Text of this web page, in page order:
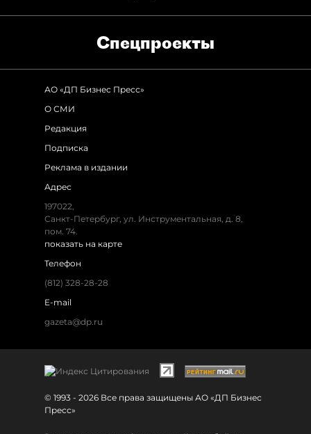
Спец­проекты
АО «ДП Бизнес Пресс»
О СМИ
Редакция
Подписка
Реклама в издании
Адрес
197022,
Санкт-Петербург, ул. Инструментальная, д. 8,
пом. 74.
показать на карте
Телефон
(812) 328-28-28
E-mail
gazeta@dp.ru
© 1993 - 2026 Все права защищены АО «ДП Бизнес
Пресс»